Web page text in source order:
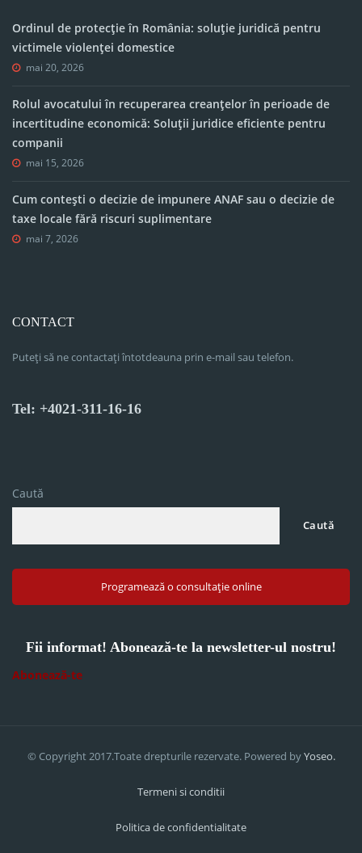
Ordinul de protecție în România: soluție juridică pentru
victimele violenței domestice
mai 20, 2026
Rolul avocatului în recuperarea creanțelor în perioade de
incertitudine economică: Soluții juridice eficiente pentru
companii
mai 15, 2026
Cum contești o decizie de impunere ANAF sau o decizie de
taxe locale fără riscuri suplimentare
mai 7, 2026
CONTACT
Puteți să ne contactați întotdeauna prin e-mail sau telefon.
Tel: +4021-311-16-16
Caută
Caută
Programează o consultație online
Fii informat! Abonează-te la newsletter-ul nostru!
Abonează-te
© Copyright 2017.Toate drepturile rezervate. Powered byYoseo.
Termeni si conditii
Politica de confidentialitate